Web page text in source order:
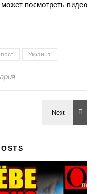
посмотреть видео
Украина